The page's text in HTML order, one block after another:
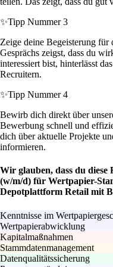
✨Tipp Nummer 3
Zeige deine Begeisterung
Gesprächs zeigst, dass du
interessiert bist, hinterlässt
Recruitern.
✨Tipp Nummer 4
Bewirb dich direkt über
Bewerbung schnell und
dich über aktuelle Projekte
informieren.
Wir glauben, dass du
(w/m/d) für Wertpapier-
Depotplattform Retail mit
Kenntnisse im
Wertpapierabwicklung
Kapitalmaßnahmen
Stammdatenmanagement
Datenqualitätssicherung